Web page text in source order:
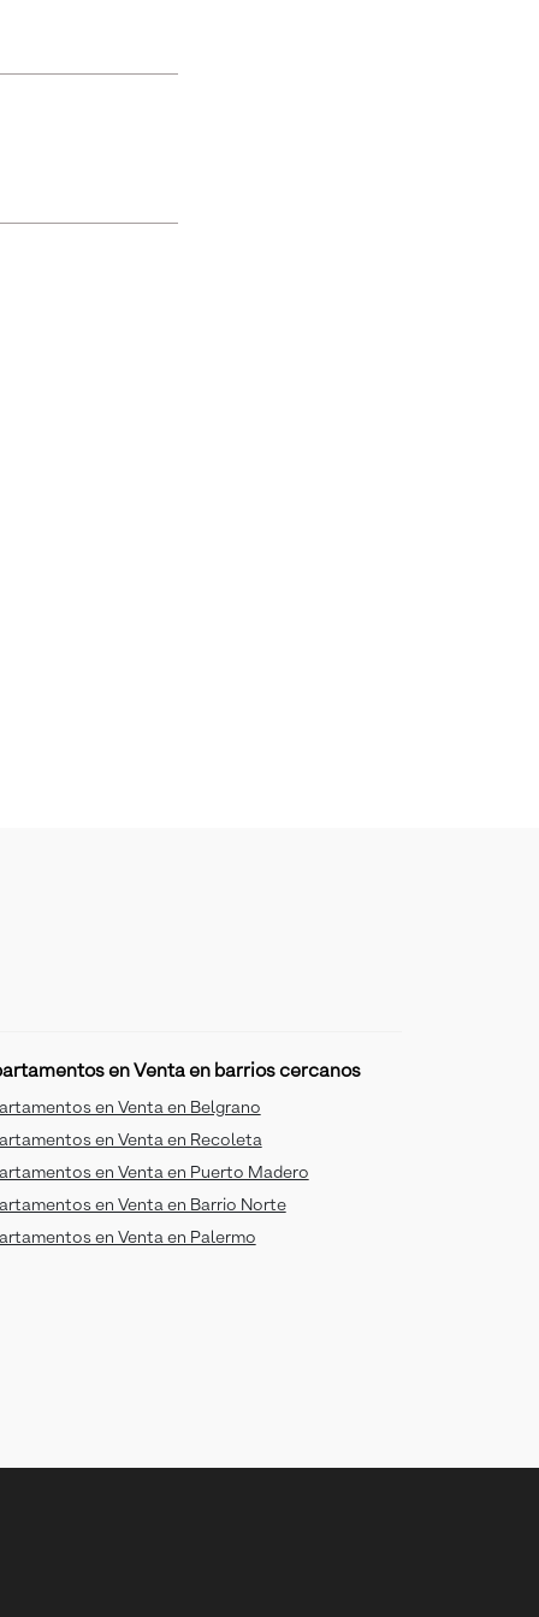
en Venta en barrios cercanos
en Venta en Belgrano
en Venta en Recoleta
en Venta en Puerto Madero
en Venta en Barrio Norte
en Venta en Palermo